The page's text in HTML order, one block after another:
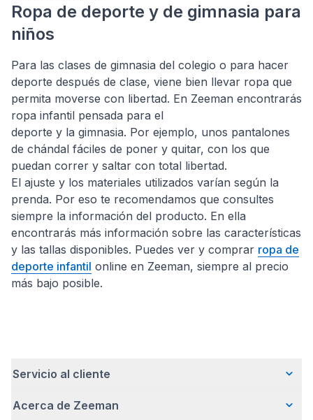
Ropa de deporte y de gimnasia para
niños
Para las clases de gimnasia del colegio o para hacer
deporte después de clase, viene bien llevar ropa que
permita moverse con libertad. En Zeeman encontrarás
ropa infantil pensada para el
deporte y la gimnasia. Por ejemplo, unos pantalones
de chándal fáciles de poner y quitar, con los que
puedan correr y saltar con total libertad.
El ajuste y los materiales utilizados varían según la
prenda. Por eso te recomendamos que consultes
siempre la información del producto. En ella
encontrarás más información sobre las características
y las tallas disponibles. Puedes ver y comprar ropa de
deporte infantil online en Zeeman, siempre al precio
más bajo posible.
Servicio al cliente
Preguntas frecuentes
Acerca de Zeeman